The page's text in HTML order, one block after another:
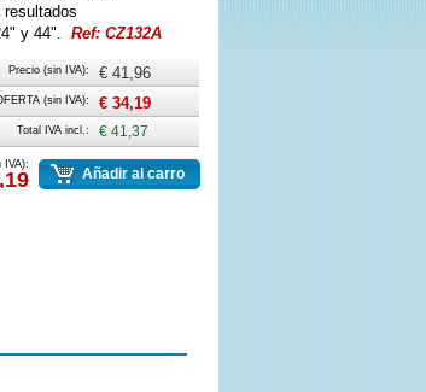
y 44". Ref: CZ132A
Precio (sin IVA): € 41,96
(sin IVA): € 34,19
Total IVA incl.: € 41,37
IVA):
Añadir al carro